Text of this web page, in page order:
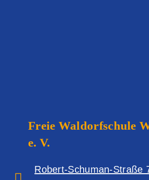
Freie Waldorfschule
e. V.
Robert-Schuman-Straße